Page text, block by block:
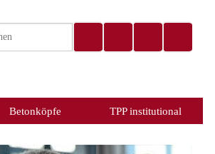
Betonköpfe TPP institutional